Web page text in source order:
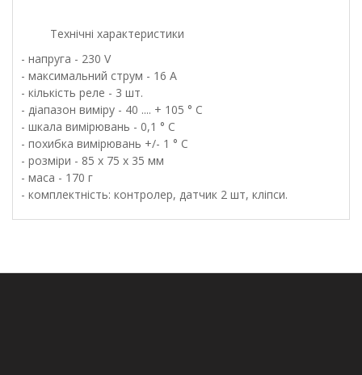
Технічні характеристики
- напруга - 230 V
- максимальний струм - 16 А
- кількість реле - 3 шт.
- діапазон виміру - 40 .... + 105 ° С
- шкала вимірювань - 0,1 ° С
- похибка вимірювань +/- 1 ° С
- розміри - 85 x 75 x 35 мм
- маса - 170 г
- комплектність: контролер, датчик 2 шт, кліпси.